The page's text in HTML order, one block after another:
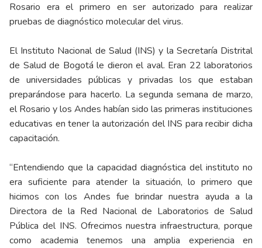
Rosario era el primero en ser autorizado para realizar
pruebas de diagnóstico molecular del virus.
El Instituto Nacional de Salud (INS) y la Secretaría Distrital
de Salud de Bogotá le dieron el aval. Eran 22 laboratorios
de universidades públicas y privadas los que estaban
preparándose para hacerlo. La segunda semana de marzo,
el Rosario y los Andes habían sido las primeras instituciones
educativas en tener la autorización del INS para recibir dicha
capacitación.
“Entendiendo que la capacidad diagnóstica del instituto no
era suficiente para atender la situación, lo primero que
hicimos con los Andes fue brindar nuestra ayuda a la
Directora de la Red Nacional de Laboratorios de Salud
Pública del INS. Ofrecimos nuestra infraestructura, porque
como academia tenemos una amplia experiencia en